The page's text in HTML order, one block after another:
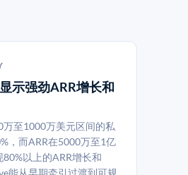
示强劲ARR增长和
万至1000万美元区间的私
，而ARR在5000万至1亿
以上的ARR增长和
能从早期牵引过渡到可规